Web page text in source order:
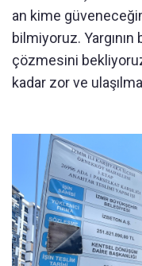
an kime
bilmiyoruz.
çözmesini
kadar zor ve